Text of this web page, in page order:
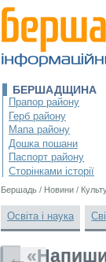
БЕРШАДЩИНА
Прапор району
Герб району
Мапа району
Дошка пошани
Паспорт району
Сторінками історії
Бершадь / Новини /
Освіта і наука